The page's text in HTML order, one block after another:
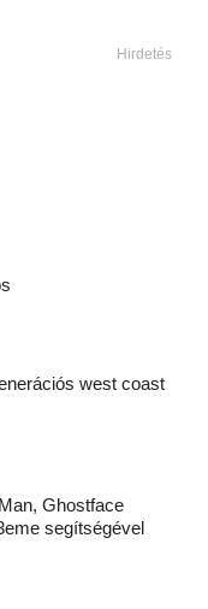
Hirdetés
west coast
Ghostface
segítségével